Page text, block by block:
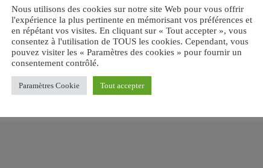
email RATE IT
Nous utilisons des cookies sur notre site Web pour vous offrir
l'expérience la plus pertinente en mémorisant vos préférences et
en répétant vos visites. En cliquant sur « Tout accepter », vous
consentez à l'utilisation de TOUS les cookies. Cependant, vous
pouvez visiter les « Paramètres des cookies » pour fournir un
consentement contrôlé.
Paramètres Cookie Tout accepter